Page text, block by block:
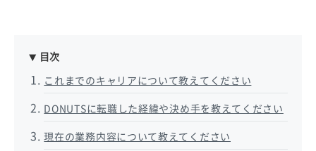
目次
これまでのキャリアについて教えてください
DONUTSに転職した経緯や決め手を教えてください
現在の業務内容について教えてください